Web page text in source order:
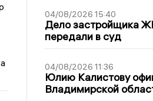
04/08/2026 15:40
Дело застройщика
передали в суд
04/08/2026 11:36
Юлию Калистову
Владимирской